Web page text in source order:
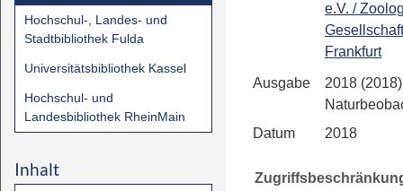
Hochschul-, Landes- und
Stadtbibliothek Fulda
Universitätsbibliothek Kassel
Hochschul- und
Landesbibliothek RheinMain
Inhalt
e.V. /
Gesellschaft
Frankfurt
Ausgabe
2018
Datum
2018